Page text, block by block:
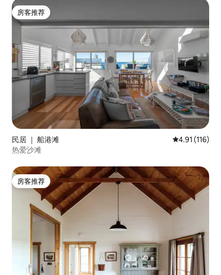
房客推荐
房客推荐
民居 ｜ 船港滩 平均评分 4.91
4.91 (116)
热爱沙滩
房客推荐
房客推荐